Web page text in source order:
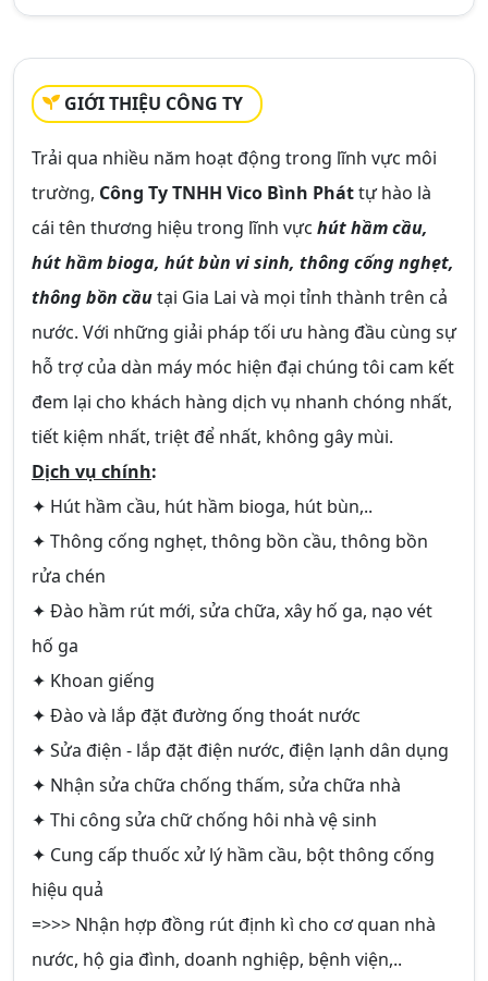
GIỚI THIỆU CÔNG TY
Trải qua nhiều năm hoạt động trong lĩnh vực môi
trường, Công Ty TNHH Vico Bình Pháttự hào là
cái tên thương hiệu trong lĩnh vực hút hầm cầu,
hút hầm bioga, hút bùn vi sinh, thông cống nghẹt,
thông bồn cầutại Gia Lai và mọi tỉnh thành trên cả
nước. Với những giải pháp tối ưu hàng đầu cùng sự
hỗ trợ của dàn máy móc hiện đại chúng tôi cam kết
đem lại cho khách hàng dịch vụ nhanh chóng nhất,
tiết kiệm nhất, triệt để nhất, không gây mùi.
Dịch vụ chính:
✦ Hút hầm cầu, hút hầm bioga, hút bùn,..
✦ Thông cống nghẹt, thông bồn cầu, thông bồn
rửa chén
✦ Đào hầm rút mới, sửa chữa, xây hố ga, nạo vét
hố ga
✦ Khoan giếng
✦ Đào và lắp đặt đường ống thoát nước
✦ Sửa điện - lắp đặt điện nước, điện lạnh dân dụng
✦ Nhận sửa chữa chống thấm, sửa chữa nhà
✦ Thi công sửa chữ chống hôi nhà vệ sinh
✦ Cung cấp thuốc xử lý hầm cầu, bột thông cống
hiệu quả
=>>> Nhận hợp đồng rút định kì cho cơ quan nhà
nước, hộ gia đình, doanh nghiệp, bệnh viện,..